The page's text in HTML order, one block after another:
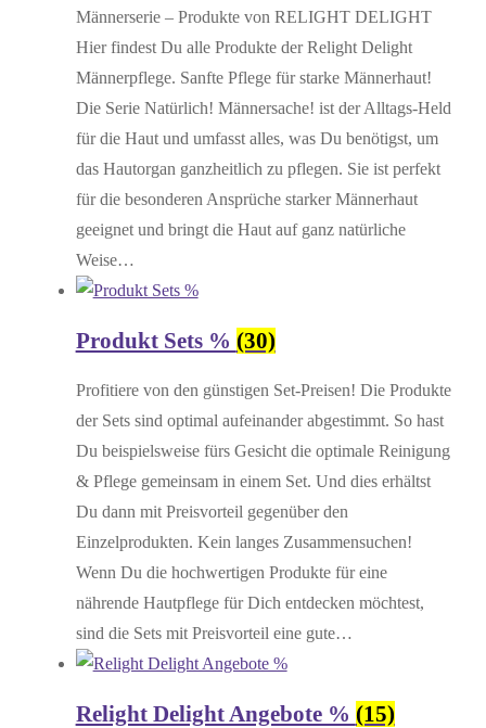
Männerserie – Produkte von RELIGHT DELIGHT
Hier findest Du alle Produkte der Relight Delight
Männerpflege. Sanfte Pflege für starke Männerhaut!
Die Serie Natürlich! Männersache! ist der Alltags-Held
für die Haut und umfasst alles, was Du benötigst, um
das Hautorgan ganzheitlich zu pflegen. Sie ist perfekt
für die besonderen Ansprüche starker Männerhaut
geeignet und bringt die Haut auf ganz natürliche
Weise…
Produkt Sets % (30)
Profitiere von den günstigen Set-Preisen! Die Produkte
der Sets sind optimal aufeinander abgestimmt. So hast
Du beispielsweise fürs Gesicht die optimale Reinigung
& Pflege gemeinsam in einem Set. Und dies erhältst
Du dann mit Preisvorteil gegenüber den
Einzelprodukten. Kein langes Zusammensuchen!
Wenn Du die hochwertigen Produkte für eine
nährende Hautpflege für Dich entdecken möchtest,
sind die Sets mit Preisvorteil eine gute…
Relight Delight Angebote % (15)